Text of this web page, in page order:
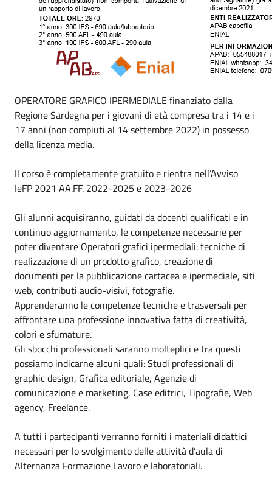
OPERATORE GRAFICO IPERMEDIALE finanziato dalla
Regione Sardegna per i giovani di età compresa tra i 14 e i
17 anni (non compiuti al 14 settembre 2022) in possesso
della licenza media.
Il corso è completamente gratuito e rientra nell’Avviso
IeFP 2021 AA.FF. 2022-2025 e 2023-2026
Gli alunni acquisiranno, guidati da docenti qualificati e in
continuo aggiornamento, le competenze necessarie per
poter diventare Operatori grafici ipermediali: tecniche di
realizzazione di un prodotto grafico, creazione di
documenti per la pubblicazione cartacea e ipermediale, siti
web, contributi audio-visivi, fotografie.
Apprenderanno le competenze tecniche e trasversali per
affrontare una professione innovativa fatta di creatività,
colori e sfumature.
Gli sbocchi professionali saranno molteplici e tra questi
possiamo indicarne alcuni quali: Studi professionali di
graphic design, Grafica editoriale, Agenzie di
comunicazione e marketing, Case editrici, Tipografie, Web
agency, Freelance.
A tutti i partecipanti verranno forniti i materiali didattici
necessari per lo svolgimento delle attività d’aula di
Alternanza Formazione Lavoro e laboratoriali.